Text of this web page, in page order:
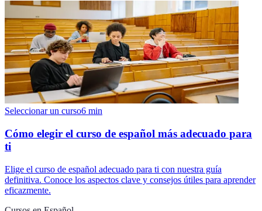
Seleccionar un curso6 min
Cómo elegir el curso de español más adecuado para
ti
Elige el curso de español adecuado para ti con nuestra guía
definitiva. Conoce los aspectos clave y consejos útiles para aprender
eficazmente.